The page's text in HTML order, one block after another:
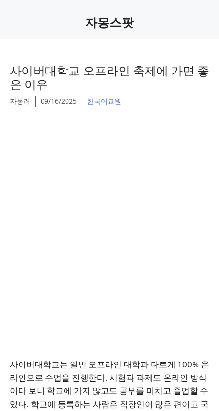
자몽스팟
사이버대학교 오프라인 축제에 가면 좋
은 이유
자몽러 09/16/2025 한국어교원
사이버대학교는 일반 오프라인 대학과 다르게 100% 온
라인으로 수업을 진행한다. 시험과 과제도 온라인 방식
이다 보니 학교에 가지 않고도 공부를 마치고 졸업할 수
있다. 학교에 등록하는 사람은 직장인이 많은 편이고 국